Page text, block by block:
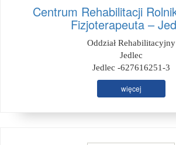
Centrum Rehabilitacji
Fizjoterapeuta –
Oddział Rehabilitacyjny
Jedlec
Jedlec -627616251-3
więcej